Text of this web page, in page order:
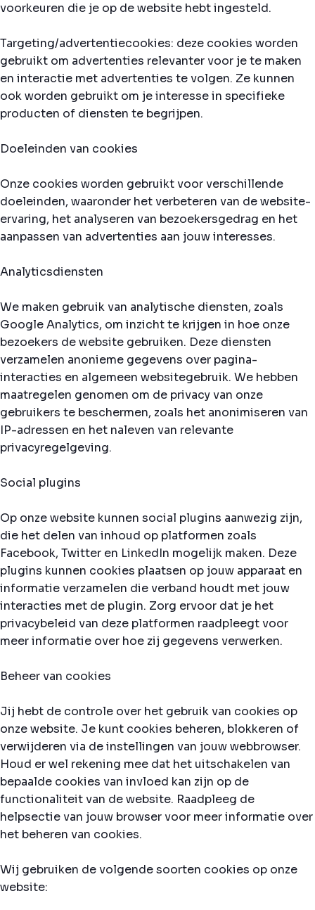
voorkeuren die je op de website hebt ingesteld.
Targeting/advertentiecookies: deze cookies worden
gebruikt om advertenties relevanter voor je te maken
en interactie met advertenties te volgen. Ze kunnen
ook worden gebruikt om je interesse in specifieke
producten of diensten te begrijpen.
Doeleinden van cookies
Onze cookies worden gebruikt voor verschillende
doeleinden, waaronder het verbeteren van de website-
ervaring, het analyseren van bezoekersgedrag en het
aanpassen van advertenties aan jouw interesses.
Analyticsdiensten
We maken gebruik van analytische diensten, zoals
Google Analytics, om inzicht te krijgen in hoe onze
bezoekers de website gebruiken. Deze diensten
verzamelen anonieme gegevens over pagina-
interacties en algemeen websitegebruik. We hebben
maatregelen genomen om de privacy van onze
gebruikers te beschermen, zoals het anonimiseren van
IP-adressen en het naleven van relevante
privacyregelgeving.
Social plugins
Op onze website kunnen social plugins aanwezig zijn,
die het delen van inhoud op platformen zoals
Facebook, Twitter en LinkedIn mogelijk maken. Deze
plugins kunnen cookies plaatsen op jouw apparaat en
informatie verzamelen die verband houdt met jouw
interacties met de plugin. Zorg ervoor dat je het
privacybeleid van deze platformen raadpleegt voor
meer informatie over hoe zij gegevens verwerken.
Beheer van cookies
Jij hebt de controle over het gebruik van cookies op
onze website. Je kunt cookies beheren, blokkeren of
verwijderen via de instellingen van jouw webbrowser.
Houd er wel rekening mee dat het uitschakelen van
bepaalde cookies van invloed kan zijn op de
functionaliteit van de website. Raadpleeg de
helpsectie van jouw browser voor meer informatie over
het beheren van cookies.
Wij gebruiken de volgende soorten cookies op onze
website: